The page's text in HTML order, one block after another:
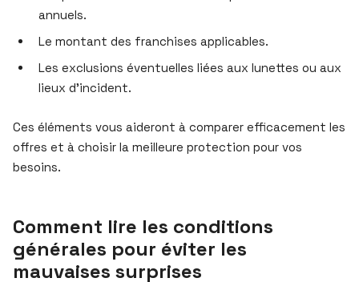
annuels.
Le montant des franchises applicables.
Les exclusions éventuelles liées aux lunettes ou aux
lieux d’incident.
Ces éléments vous aideront à comparer efficacement les
offres et à choisir la meilleure protection pour vos
besoins.
Comment lire les conditions
générales pour éviter les
mauvaises surprises